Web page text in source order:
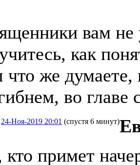
вам не
как
же думаете,
во главе
24-Ноя-2019 20:01 (спустя 6 минут)
кто примет